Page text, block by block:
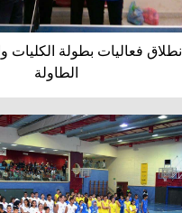
انطلاق فعاليات بطولة الكليات
الطاولة